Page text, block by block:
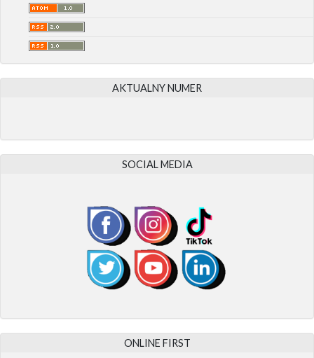
AKTUALNY NUMER
SOCIAL MEDIA
ONLINE FIRST